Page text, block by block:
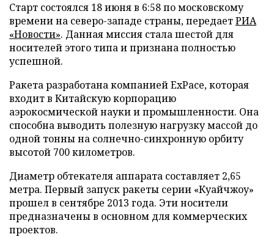
Старт состоялся 18 июня в 6:58 по московскому
времени на северо-западе страны, передаетРИА
«Новости». Данная миссия стала шестой для
носителей этого типа и признана полностью
успешной.
Ракета разработана компанией ExPace, которая
входит в Китайскую корпорацию
аэрокосмической науки и промышленности. Она
способна выводить полезную нагрузку массой до
одной тонны на солнечно-синхронную орбиту
высотой 700 километров.
Диаметр обтекателя аппарата составляет 2,65
метра. Первый запуск ракеты серии «Куайчжоу»
прошел в сентябре 2013 года. Эти носители
предназначены в основном для коммерческих
проектов.